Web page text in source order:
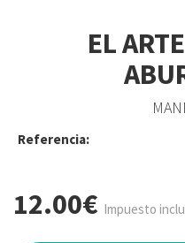
EL
Referencia:
12.00€ Impuesto